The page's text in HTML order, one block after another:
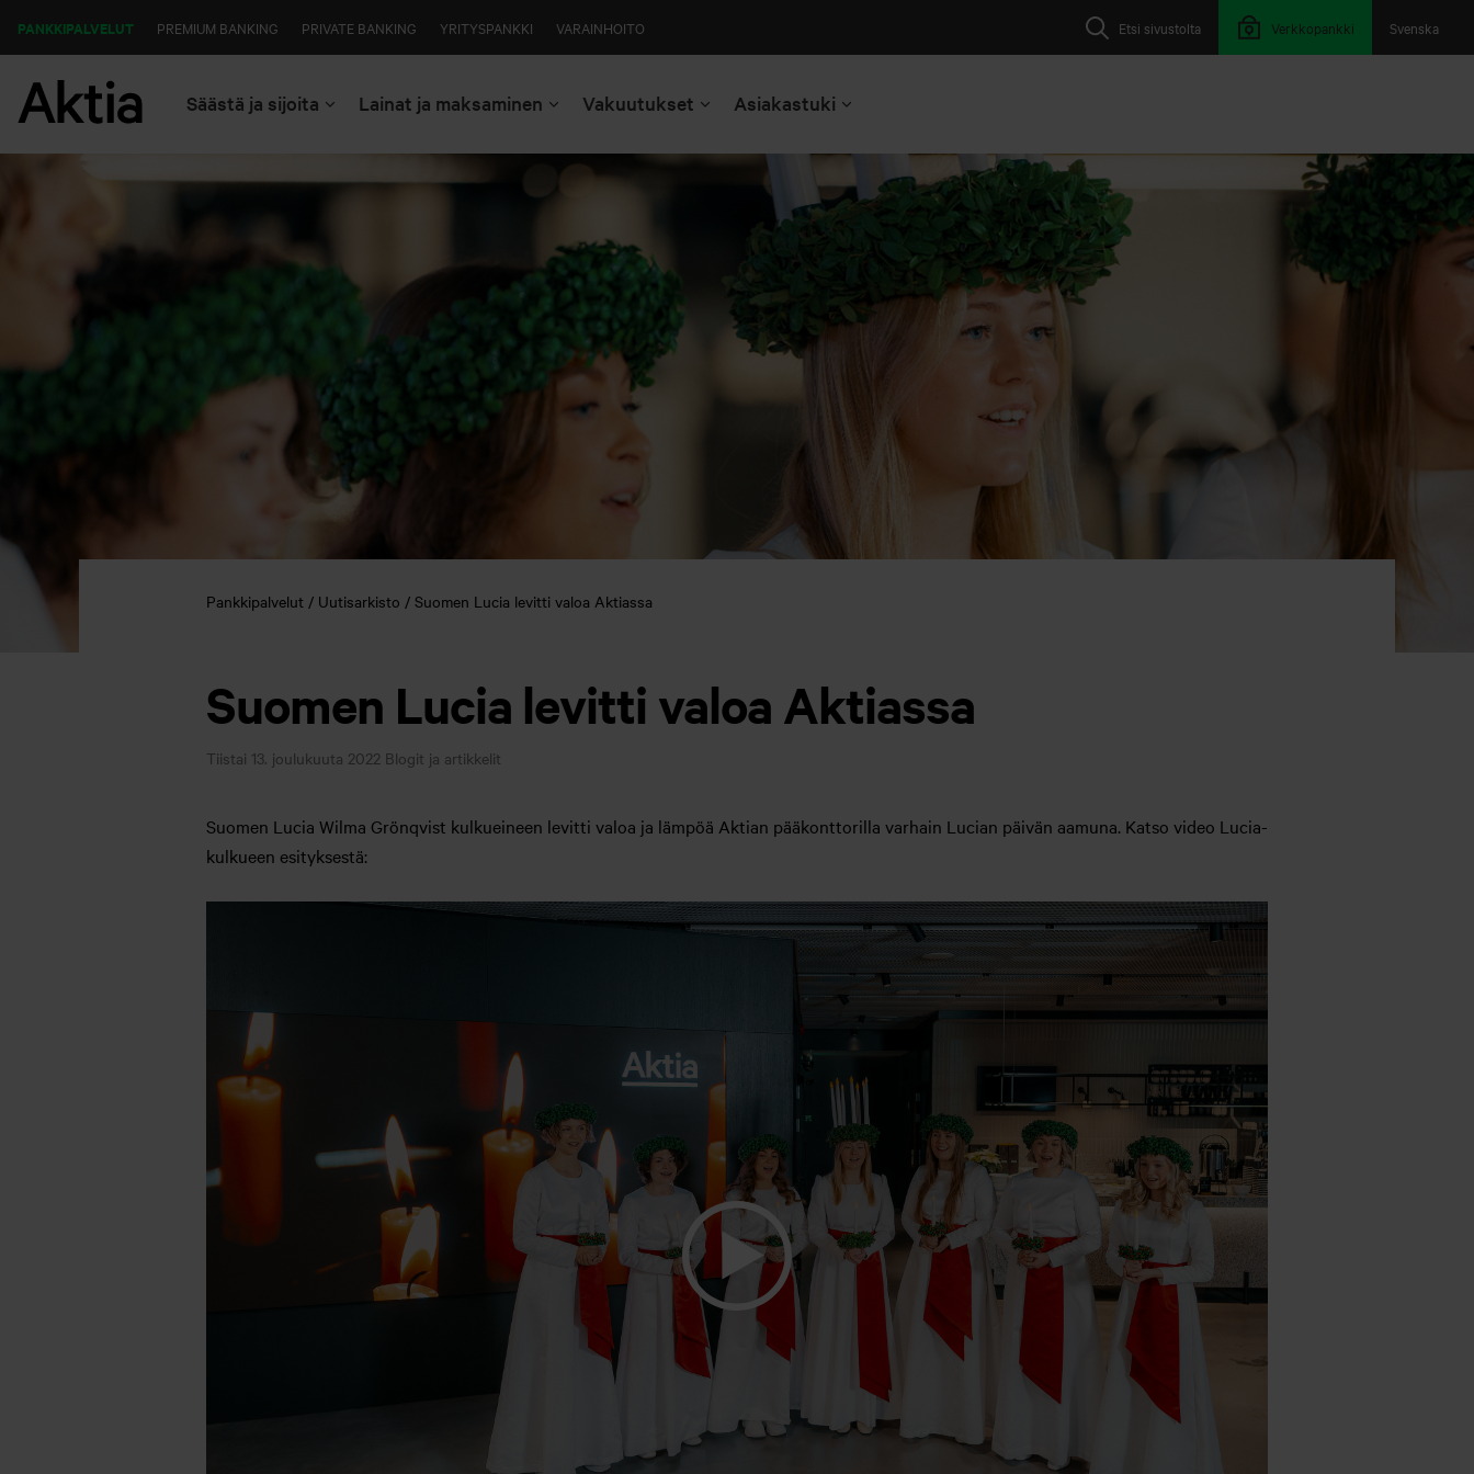
Svenska
Etsi sivustolta Verkkopankki
PANKKIPALVELUT PREMIUM BANKING PRIVATE BANKING YRITYSPANKKI VARAINHOITO
Säästä ja sijoita Lainat ja maksaminen Vakuutukset Asiakastuki
Pankkipalvelut Uutisarkisto Suomen Lucia levitti valoa Aktiassa
Suomen Lucia levitti valoa Aktiassa
Tiistai 13. joulukuuta 2022 Blogit ja artikkelit
Suomen Lucia Wilma Grönqvist kulkueineen levitti valoa ja lämpöä Aktian pääkonttorilla varhain Lucian päivän aamuna. Katso video Lucia-
kulkueen esityksestä: